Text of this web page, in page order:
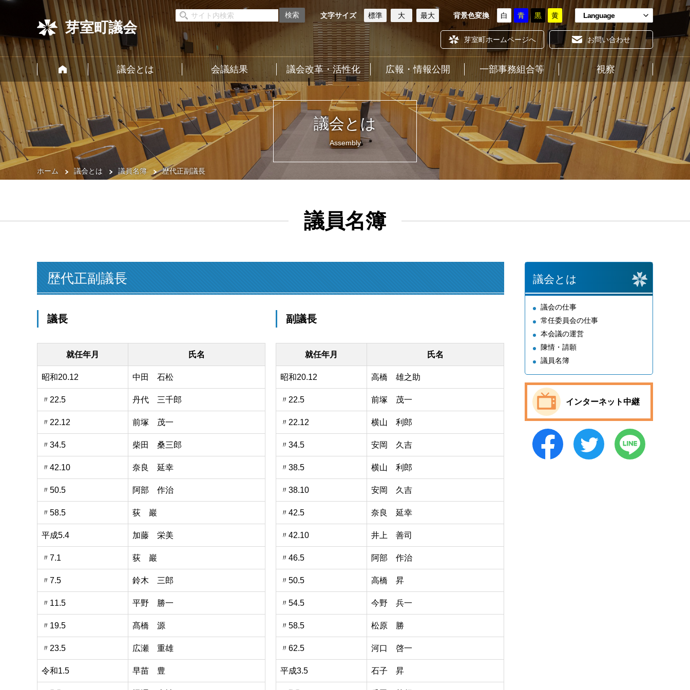
芽室町議会
文字サイズ 標準 大 最大 背景色変換 白 青 黒 黄 Language
芽室町ホームページへ お問い合わせ
ホーム
議会とは 会議結果 議会改革・活性化 広報・情報公開 一部事務組合等 視察
議会とは
Assembly
ホーム 議会とは 議員名簿 歴代正副議長
議員名簿
歴代正副議長
議長
就任年月 氏名
昭和20.12 中田 石松
〃22.5 丹代 三千郎
〃22.12 前塚 茂一
〃34.5 柴田 桑三郎
〃42.10 奈良 延幸
〃50.5 阿部 作治
〃58.5 荻 巖
平成5.4 加藤 栄美
〃7.1 荻 巖
〃7.5 鈴木 三郎
〃11.5 平野 勝一
〃19.5 髙橋 源
〃23.5 広瀬 重雄
令和1.5 早苗 豊
副議長
就任年月 氏名
昭和20.12 高橋 雄之助
〃22.5 前塚 茂一
〃22.12 横山 利郎
〃34.5 安岡 久吉
〃38.5 横山 利郎
〃38.10 安岡 久吉
〃42.5 奈良 延幸
〃42.10 井上 善司
〃46.5 阿部 作治
〃50.5 高橋 昇
〃54.5 今野 兵一
〃58.5 松原 勝
〃62.5 河口 啓一
平成3.5 石子 昇
議会とは
議会の仕事
常任委員会の仕事
本会議の運営
陳情・請願
議員名簿
インターネット中継